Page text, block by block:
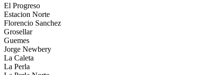
El Progreso
Estacion Norte
Florencio Sanchez
Grosellar
Guemes
Jorge Newbery
La Caleta
La Perla